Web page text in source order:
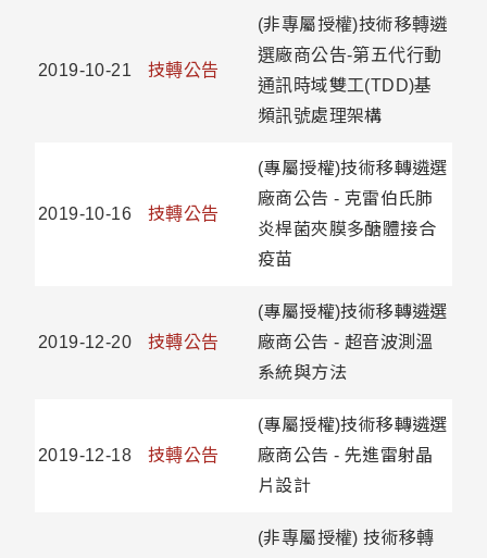
2019-10-21 技轉公告
(非專屬授權)技術移轉遴
選廠商公告-第五代行動
通訊時域雙工(TDD)基
頻訊號處理架構
2019-10-16 技轉公告
(專屬授權)技術移轉遴選
廠商公告 - 克雷伯氏肺
炎桿菌夾膜多醣體接合
疫苗
2019-12-20 技轉公告
(專屬授權)技術移轉遴選
廠商公告 - 超音波測溫
系統與方法
2019-12-18 技轉公告
(專屬授權)技術移轉遴選
廠商公告 - 先進雷射晶
片設計
(非專屬授權) 技術移轉